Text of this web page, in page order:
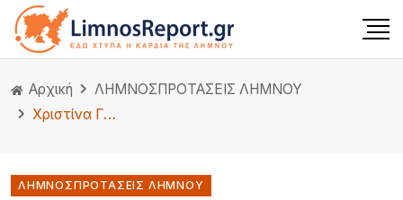
Αρχική ΛΗΜΝΟΣΠΡΟΤΑΣΕΙΣ ΛΗΜΝΟΥ
Χριστίνα Γκαλιούρη: Η νεώτερη Λημνιά Υποψήφια Διδάκτωρ!
ΛΗΜΝΟΣΠΡΟΤΑΣΕΙΣ ΛΗΜΝΟΥ